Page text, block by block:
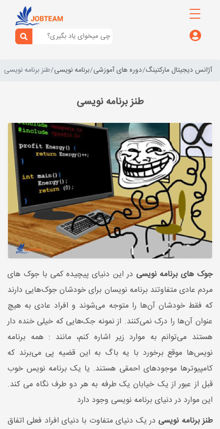
آژانس دیجیتال مارکتینگ دوره های آموزشی برنامه نویسی طنز برنامه نویسی
طنز برنامه نویسی
جوک های برنامه نویسی در این دنیای پیچیده کمی با جوک های
مردم عادی متفاوتند برنامه نویسان برای خودشان جوک‌هایی دارند
که فقط خودشان آن‌ها را متوجه می‌شوند و افراد عادی به هیچ
عنوان آن‌ها را درک نمی‌کنند. از نمونه جک‌هایی که خیلی خنده دار
هستند می‌توانم به موارد زیر اشاره کنم، مانند : همه برنامه
نویس‌ها موقع برخورد با یه باگ به این قضیه پی می‌برند که
کامپیوترها موجود‌های احمقی هستند. یا یک برنامه نویس خوب
قبل از عبور از یک خیابان یک طرفه به هر دو طرف نگاه می کند.
این موارد در دنیای برنامه نویسی وجود دارد
طنز برنامه نویسی در یک دنیای متفاوت با دنیای افراد فعلی اتفاق